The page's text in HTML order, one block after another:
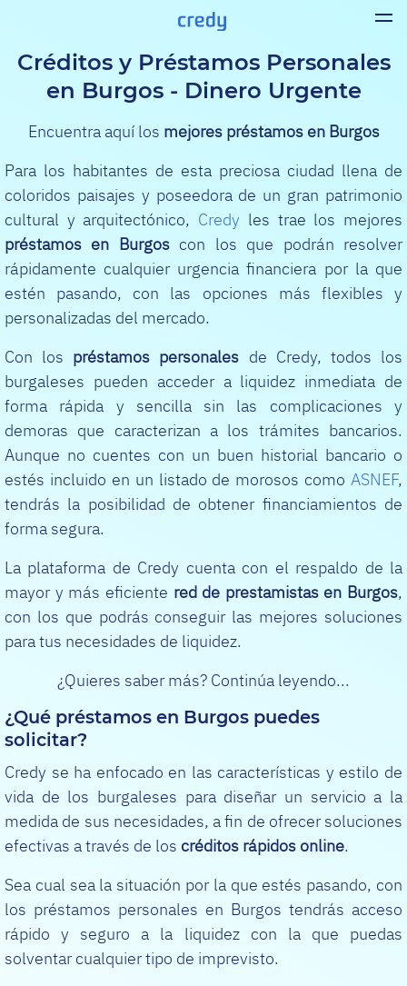
Créditos y Préstamos Personales
en Burgos - Dinero Urgente
Encuentra aquí los mejores préstamos en Burgos
Para los habitantes de esta preciosa ciudad llena de
coloridos paisajes y poseedora de un gran patrimonio
cultural y arquitectónico, Credy les trae los mejores
préstamos en Burgoscon los que podrán resolver
rápidamente cualquier urgencia financiera por la que
estén pasando, con las opciones más flexibles y
personalizadas del mercado.
Con los préstamos personales de Credy, todos los
burgaleses pueden acceder a liquidez inmediata de
forma rápida y sencilla sin las complicaciones y
demoras que caracterizan a los trámites bancarios.
Aunque no cuentes con un buen historial bancario o
estés incluido en un listado de morosos como ASNEF,
tendrás la posibilidad de obtener financiamientos de
forma segura.
La plataforma de Credy cuenta con el respaldo de la
mayor y más eficiente red de prestamistas en Burgos,
con los que podrás conseguir las mejores soluciones
para tus necesidades de liquidez.
¿Quieres saber más? Continúa leyendo...
¿Qué préstamos en Burgos puedes
solicitar?
Credy se ha enfocado en las características y estilo de
vida de los burgaleses para diseñar un servicio a la
medida de sus necesidades, a fin de ofrecer soluciones
efectivas a través de los créditos rápidos online.
Sea cual sea la situación por la que estés pasando, con
los préstamos personales en Burgos tendrás acceso
rápido y seguro a la liquidez con la que puedas
solventar cualquier tipo de imprevisto.